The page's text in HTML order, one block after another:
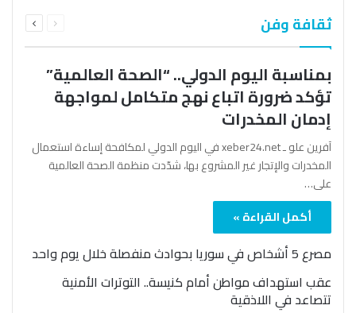
ثقافة وفن الصفحةالصفحة
بمناسبة اليوم الدولي.. “الصحة العالمية”
تؤكد ضرورة اتباع نهج متكامل لمواجهة
إدمان المخدرات
آفرين علو ـ xeber24.net في اليوم الدولي لمكافحة إساءة استعمال
المخدرات والإتجار غير المشروع بها، شدّدت منظمة الصحة العالمية
على…
أكمل القراءة »
مصرع 5 أشخاص في سوريا بحوادث منفصلة خلال يوم واحد
عقب استهداف مواطن أمام كنيسة.. التوترات الأمنية
تتصاعد في اللاذقية